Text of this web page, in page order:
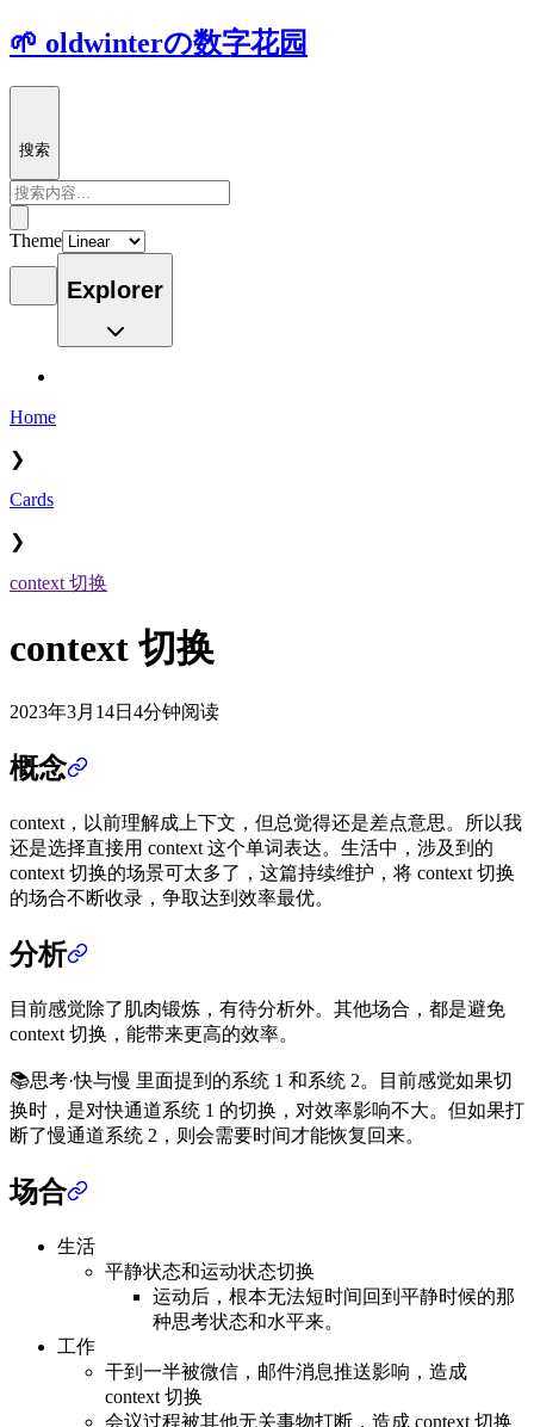
🌱 oldwinterの数字花园
搜索
Theme
Explorer
Home
❯
Cards
❯
context 切换
context 切换
2023年3月14日 4分钟阅读
概念
context，以前理解成上下文，但总觉得还是差点意思。所以我
还是选择直接用 context 这个单词表达。生活中，涉及到的
context 切换的场景可太多了，这篇持续维护，将 context 切换
的场合不断收录，争取达到效率最优。
分析
目前感觉除了肌肉锻炼，有待分析外。其他场合，都是避免
context 切换，能带来更高的效率。
📚思考·快与慢 里面提到的系统 1 和系统 2。目前感觉如果切
换时，是对快通道系统 1 的切换，对效率影响不大。但如果打
断了慢通道系统 2，则会需要时间才能恢复回来。
场合
生活
平静状态和运动状态切换
运动后，根本无法短时间回到平静时候的那
种思考状态和水平来。
工作
干到一半被微信，邮件消息推送影响，造成
context 切换
会议过程被其他无关事物打断，造成 context 切换